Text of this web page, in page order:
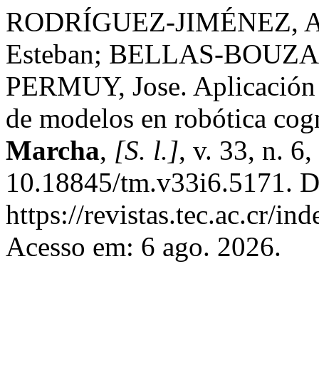
RODRÍGUEZ-JIMÉNEZ,
Esteban; BELLAS-
PERMUY, Jose.
de modelos en robótica
Marcha, [S. l.], v. 33, n.
10.18845/tm.v33i6.5171.
https://revistas.tec.ac.cr/
Acesso em: 6 ago. 2026.